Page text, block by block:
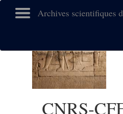
Archives scientifiques
CNRS-